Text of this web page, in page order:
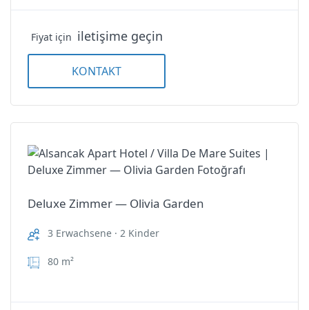
Fiyat için iletişime geçin
KONTAKT
Deluxe Zimmer — Olivia Garden
3 Erwachsene · 2 Kinder
80 m²